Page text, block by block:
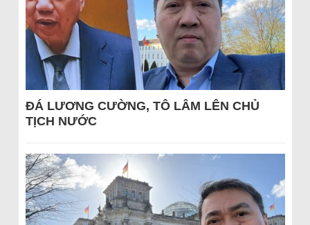
ĐÁ LƯƠNG CƯỜNG, TÔ LÂM LÊN CHỦ
TỊCH NƯỚC